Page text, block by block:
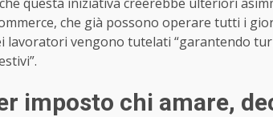
che già possono operare tutti i
lavoratori vengono tutelati “garantendo
imposto chi amare,